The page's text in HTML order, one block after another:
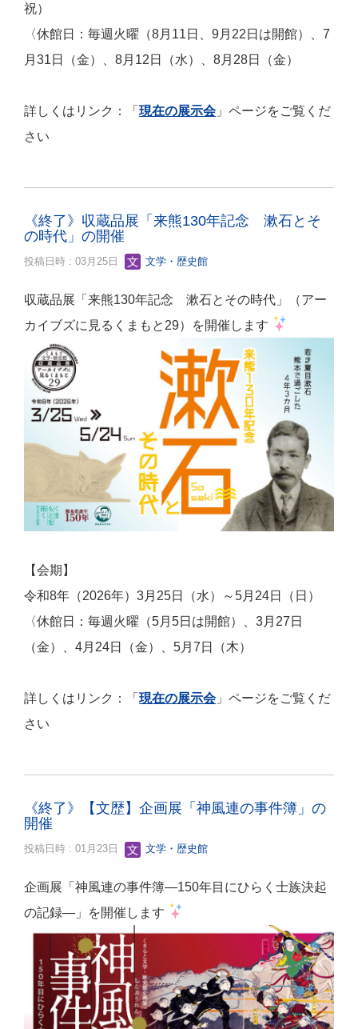
祝）
〈休館日：毎週火曜（8月11日、9月22日は開館）、7
月31日（金）、8月12日（水）、8月28日（金）
詳しくはリンク：「 現在の展示会」ページをご覧くだ
さい
《終了》収蔵品展「来熊130年記念 漱石とそ
の時代」の開催
投稿日時 : 03月25日 文学・歴史館
収蔵品展「来熊130年記念 漱石とその時代」（アー
カイブズに見るくまもと29）を開催します
【会期】
令和8年（2026年）3月25日（水）～5月24日（日）
〈休館日：毎週火曜（5月5日は開館）、3月27日
（金）、4月24日（金）、5月7日（木）
詳しくはリンク：「 現在の展示会」ページをご覧くだ
さい
《終了》【文歴】企画展「神風連の事件簿」の
開催
投稿日時 : 01月23日 文学・歴史館
企画展「神風連の事件簿―150年目にひらく士族決起
の記録―」を開催します